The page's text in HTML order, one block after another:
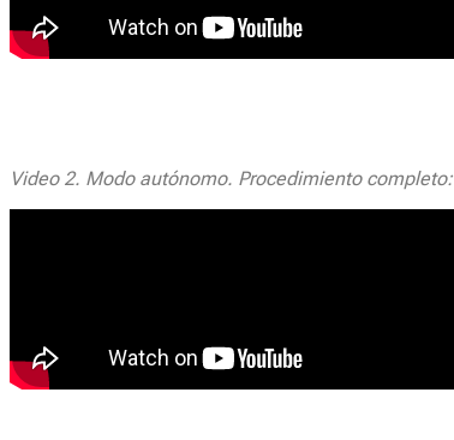
Video 2. Modo autónomo. Procedimiento completo: